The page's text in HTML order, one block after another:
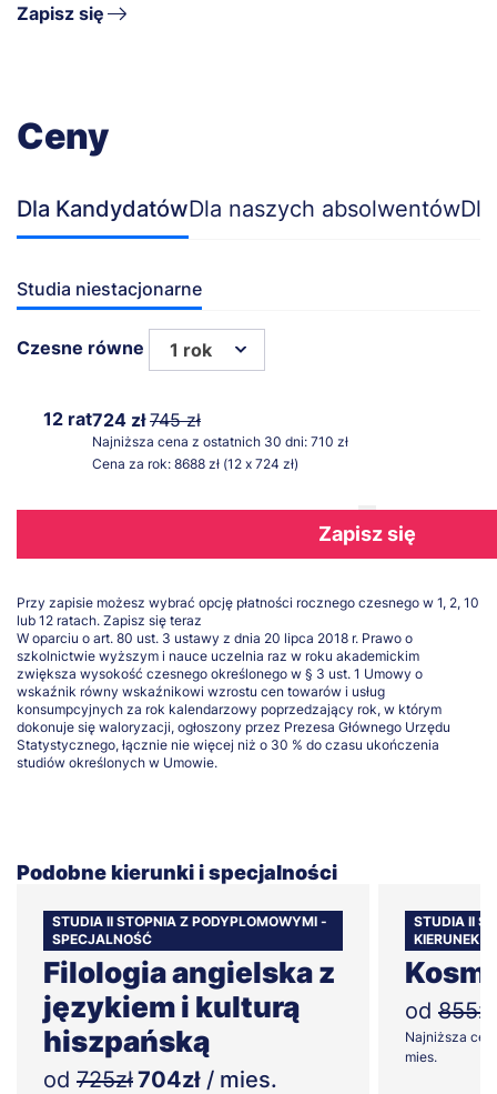
Zapisz się
Ceny
Dla KandydatówDla naszych absolwentów
Studia niestacjonarne
Czesne równe 1 rok
12 rat724 zł745 zł
Najniższa cena z ostatnich 30 dni: 710 zł
Cena za rok: 8688 zł (12 x 724 zł)
Zapisz się
Przy zapisie możesz wybrać opcję płatności rocznego czesnego w 1, 2, 10
lub 12 ratach. Zapisz się teraz
W oparciu o art. 80 ust. 3 ustawy z dnia 20 lipca 2018 r. Prawo o
szkolnictwie wyższym i nauce uczelnia raz w roku akademickim
zwiększa wysokość czesnego określonego w § 3 ust. 1 Umowy o
wskaźnik równy wskaźnikowi wzrostu cen towarów i usług
konsumpcyjnych za rok kalendarzowy poprzedzający rok, w którym
dokonuje się waloryzacji, ogłoszony przez Prezesa Głównego Urzędu
Statystycznego, łącznie nie więcej niż o 30 % do czasu ukończenia
studiów określonych w Umowie.
Podobne kierunki i specjalności
STUDIA II STOPNIA Z PODYPLOMOWYMI -
SPECJALNOŚĆ
Filologia angielska z
językiem i kulturą
hiszpańską
od 725zł704zł / mies.
STUDIA II
KIERUNEK
od 855zł
Najniższa
mies.